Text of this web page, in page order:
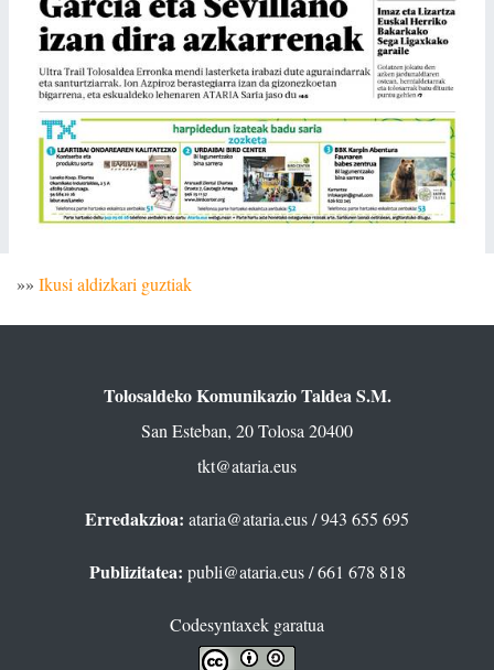
»» Ikusi aldizkari guztiak
Tolosaldeko Komunikazio Taldea S.M.
San Esteban, 20 Tolosa 20400
tkt@ataria.eus
Erredakzioa: ataria@ataria.eus/ 943 655 695
Publizitatea: publi@ataria.eus/ 661 678 818
Codesyntaxek garatua